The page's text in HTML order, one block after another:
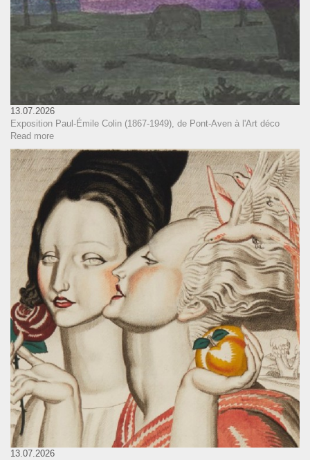
13.07.2026
Exposition Paul-Émile Colin (1867-1949), de Pont-Aven à l'Art déco
Read more
13.07.2026